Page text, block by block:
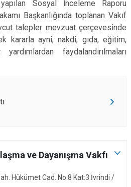
Sosyal İnceleme Raporu
Başkanlığında toplanan Vakıf
talepler mevzuat çerçevesinde
kararla ayni, nakdi, gıda, eğitim,
faydalandırılmaları
ve Dayanışma Vakfı
Hükümet Cad. No:8 Kat:3 İvrindi /